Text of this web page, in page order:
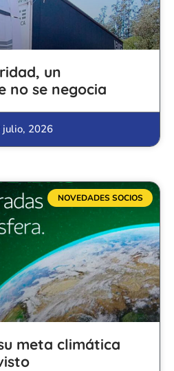
un
no se negocia
julio, 2026
NOVEDADES SOCIOS
meta climática